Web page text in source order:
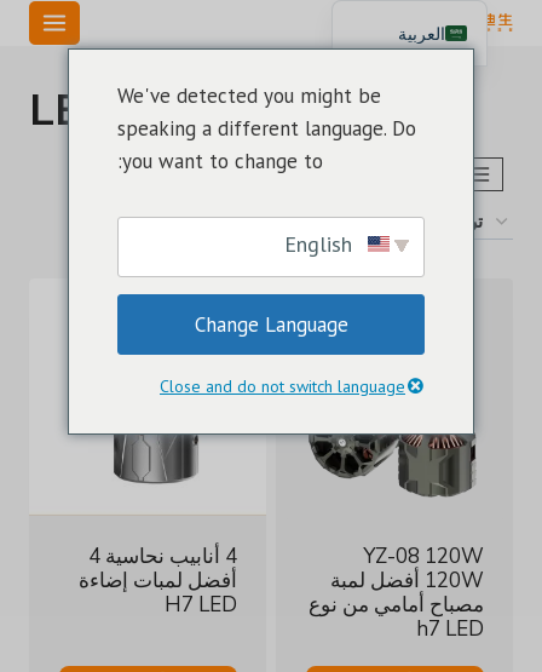
تخطي
لمبة LED 9004
اختر طراز حجم لمبة LED عرض ⁦14⁩ من كل النتائج
YZ-08 120W
120W أفضل لمبة
مصباح أمامي من نوع
h7 LED
4 أنابيب نحاسية 4
أفضل لمبات إضاءة
H7 LED
We've detected you might be
speaking a different language. Do
you want to change to:
Change Language
Close and do not switch language
العربية